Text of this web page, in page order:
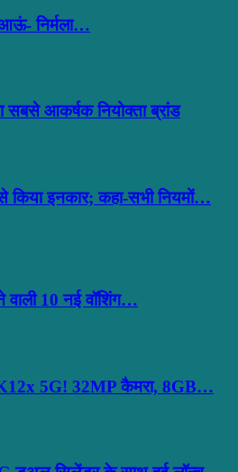
आऊं- निर्मला…
आकर्षक नियोक्ता ब्रांड
किया इनकार; कहा-सभी नियमों…
10 नई वॉशिंग…
5G! 32MP कैमरा, 8GB…